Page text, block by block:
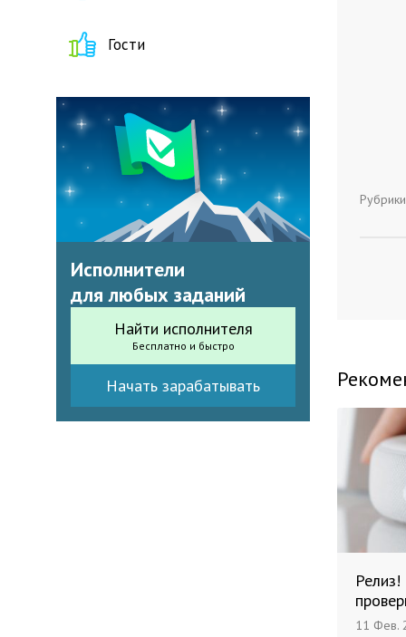
Гости
Исполнители
для любых заданий
Найти исполнителя
Бесплатно и быстро
Начать зарабатывать
11 Фев.